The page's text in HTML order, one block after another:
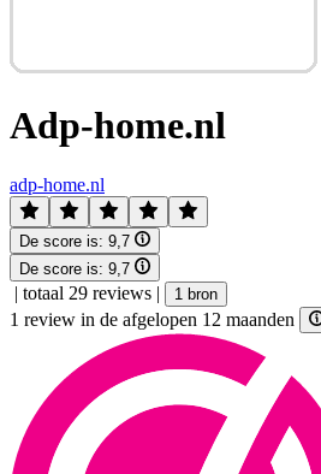
Adp-home.nl
adp-home.nl
De score is: 9,7
De score is: 9,7
| totaal 29 reviews | 1 bron
1 review in de afgelopen 12 maanden